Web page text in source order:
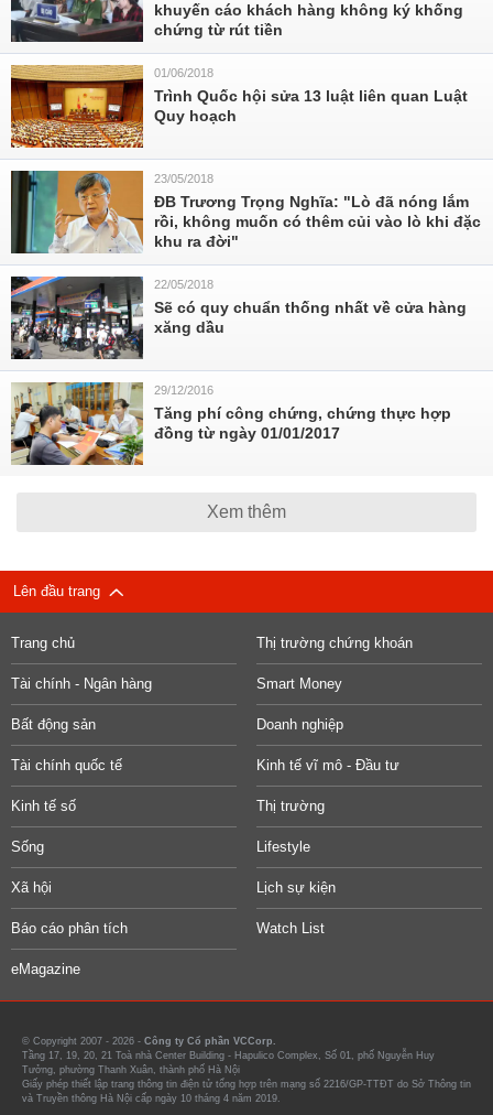
khuyến cáo khách hàng không ký khống
chứng từ rút tiền
01/06/2018
Trình Quốc hội sửa 13 luật liên quan Luật
Quy hoạch
23/05/2018
ĐB Trương Trọng Nghĩa: "Lò đã nóng lắm
rồi, không muốn có thêm củi vào lò khi đặc
khu ra đời"
22/05/2018
Sẽ có quy chuẩn thống nhất về cửa hàng
xăng dầu
29/12/2016
Tăng phí công chứng, chứng thực hợp
đồng từ ngày 01/01/2017
Xem thêm
Lên đầu trang
Trang chủ Thị trường chứng khoán
Tài chính - Ngân hàng Smart Money
Bất động sản Doanh nghiệp
Tài chính quốc tế Kinh tế vĩ mô - Đầu tư
Kinh tế số Thị trường
Sống Lifestyle
Xã hội Lịch sự kiện
Báo cáo phân tích Watch List
eMagazine
© Copyright 2007 - 2026 - Công ty Cổ phần VCCorp.
Tầng 17, 19, 20, 21 Toà nhà Center Building - Hapulico Complex, Số 01, phố Nguyễn Huy
Tưởng, phường Thanh Xuân, thành phố Hà Nội
Giấy phép thiết lập trang thông tin điện tử tổng hợp trên mạng số 2216/GP-TTĐT do Sở Thông tin
và Truyền thông Hà Nội cấp ngày 10 tháng 4 năm 2019.